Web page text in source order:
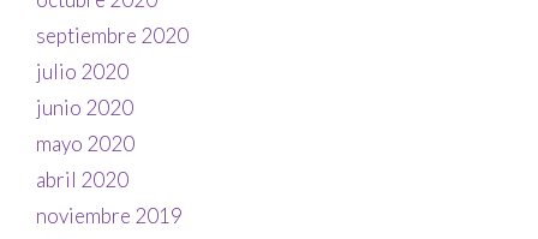
septiembre 2020
julio 2020
junio 2020
mayo 2020
abril 2020
noviembre 2019